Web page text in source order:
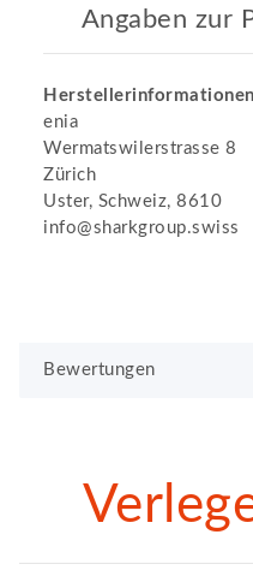
Angaben zur
enia
Wermatswilerstrasse 8
Zürich
Uster, Schweiz, 8610
info@sharkgroup.swiss
Bewertungen